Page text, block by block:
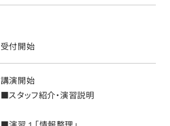
受付開始
講演開始
■スタッフ紹介・演習説明